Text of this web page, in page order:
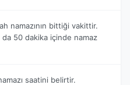
namazının bittiği vakittir.
50 dakika içinde namaz
saatini belirtir.